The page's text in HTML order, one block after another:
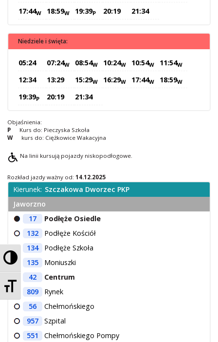
Przełącz wysoki kontrast
Zmień rozmiar czcionek
17:44W 18:59W 19:39P 20:19 21:34
Niedziele i święta:
05:24 07:24W 08:54W 10:24W 10:54W 11:54W
12:34 13:29 15:29W 16:29W 17:44W 18:59W
19:39P 20:19 21:34
Objaśnienia:
P
Kurs do: Pieczyska Szkoła
W
kurs do: Ciężkowice Wakacyjna
Na linii kursują pojazdy niskopodłogowe.
Rozkład jazdy ważny od: 14.12.2025
Kierunek: Szczakowa Dworzec PKP
Jaworzno
17
Podłęże Osiedle
132
Podłęże Kościół
134
Podłęże Szkoła
135
Moniuszki
42
Centrum
809
Rynek
56
Chełmońskiego
957
Szpital
551
Chełmońskiego Pompy